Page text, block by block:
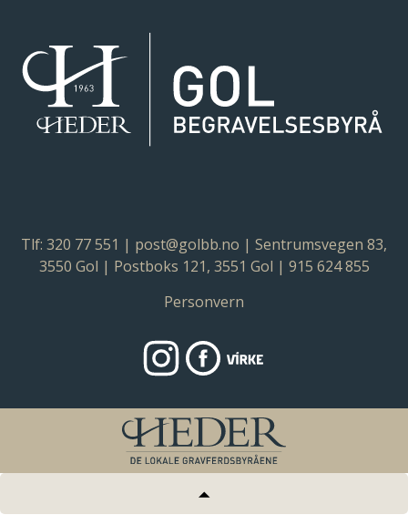
Tlf: 320 77 551 | post@golbb.no | Sentrumsvegen 83,
3550 Gol | Postboks 121, 3551 Gol | 915 624 855
Personvern